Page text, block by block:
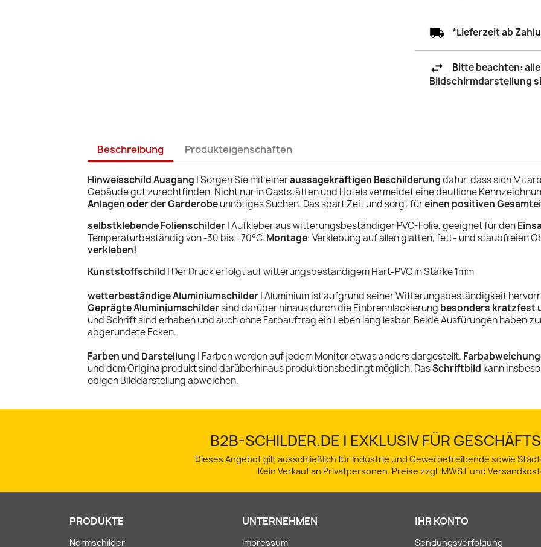
*Lieferzeit ab
Bitte beachten:
Bildschirmdarstellung
Beschreibung Produkteigenschaften
Hinweisschild Ausgang |Sorgen Sie mit eineraussagekräftigen Beschilderungdafür, dass sich
Gebäude gut zurechtfinden. Nicht nur in Gaststätten und Hotels vermeidet eine deutliche
Anlagen oder der Garderobeunnötiges Suchen. Das spart Zeit und sorgt füreinen positiven
selbstklebende Folienschilder| Aufkleber aus witterungsbeständiger PVC-Folie, geeignet für den
Temperaturbeständig von -30 bis +70°C. Montage: Verklebung auf allen glatten, fett- und staubfreien
verkleben!
Kunststoffschild | Der Druck erfolgt auf witterungsbeständigem Hart-PVC in Stärke 1mm
wetterbeständige Aluminiumschilder| Aluminium ist aufgrund seiner Witterungsbeständigkeit
Geprägte Aluminiumschildersind darüber hinaus durch die Einbrennlackierung besonders kratzfest
und Schrift sind erhaben und auch ohne Farbauftrag ein Leben lang lesbar. Beide Ausfürungen haben
abgerundete Ecken.
Farben und Darstellung | Farben werden auf jedem Monitor etwas anders dargestellt.
und dem Originalprodukt sind darüberhinaus produktionsbedingt möglich. DasSchriftbild kann
obigen Bilddarstellung abweichen.
B2B-SCHILDER.DE | EXKLUSIV FÜR
Dieses Angebot gilt ausschließlich für Industrie und Gewerbetreibende sowie
Kein Verkauf an Privatpersonen. Preise zzgl. MWST und
PRODUKTE
Normschilder
UNTERNEHMEN
Impressum
IHR KONTO
Sendungsverfolgung